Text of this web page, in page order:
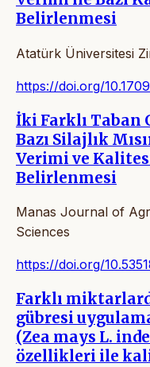
Belirlenmesi
Atatürk Üniversitesi
https://doi.org/
İki Farklı Taban
Bazı Silajlık
Verimi ve
Belirlenmesi
Manas Journal of
Sciences
https://doi.org/
Farklı
gübresi
(Zea mays L.
özellikleri ile